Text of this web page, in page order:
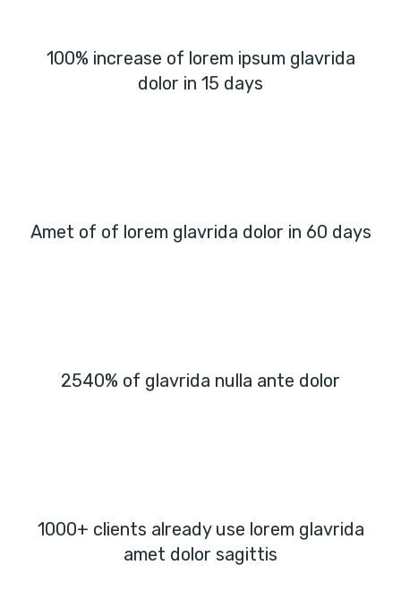
100% increase of lorem ipsum glavrida
dolor in 15 days
Amet of of lorem glavrida dolor in 60 days
2540% of glavrida nulla ante dolor
1000+ clients already use lorem glavrida
amet dolor sagittis